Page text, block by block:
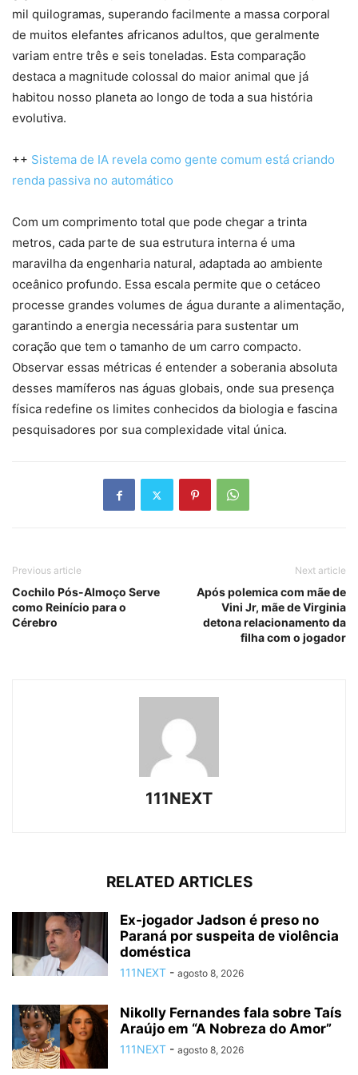
mil quilogramas, superando facilmente a massa corporal
de muitos elefantes africanos adultos, que geralmente
variam entre três e seis toneladas. Esta comparação
destaca a magnitude colossal do maior animal que já
habitou nosso planeta ao longo de toda a sua história
evolutiva.
++ Sistema de IA revela como gente comum está criando
renda passiva no automático
Com um comprimento total que pode chegar a trinta
metros, cada parte de sua estrutura interna é uma
maravilha da engenharia natural, adaptada ao ambiente
oceânico profundo. Essa escala permite que o cetáceo
processe grandes volumes de água durante a alimentação,
garantindo a energia necessária para sustentar um
coração que tem o tamanho de um carro compacto.
Observar essas métricas é entender a soberania absoluta
desses mamíferos nas águas globais, onde sua presença
física redefine os limites conhecidos da biologia e fascina
pesquisadores por sua complexidade vital única.
Previous article
Cochilo Pós-Almoço Serve
como Reinício para o
Cérebro
Next article
Após polemica com mãe de
Vini Jr, mãe de Virginia
detona relacionamento da
filha com o jogador
111NEXT
RELATED ARTICLES
Ex-jogador Jadson é preso no
Paraná por suspeita de violência
doméstica
111NEXT - agosto 8, 2026
Nikolly Fernandes fala sobre Taís
Araújo em “A Nobreza do Amor”
111NEXT - agosto 8, 2026